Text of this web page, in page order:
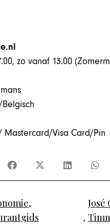
zo vanaf 13.00
Mastercard/Visa Card/Pin
,
,
José